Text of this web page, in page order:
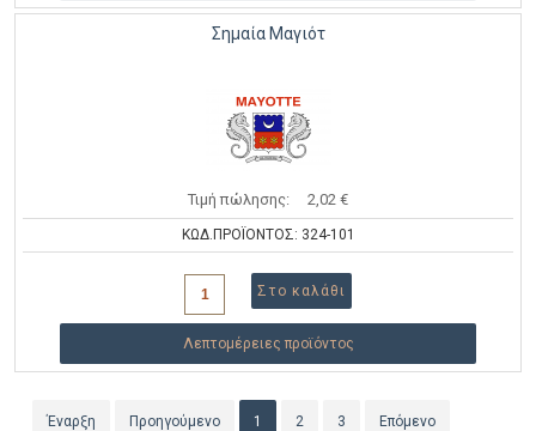
Σημαία Μαγιότ
Τιμή πώλησης: 2,02 €
ΚΩΔ.ΠΡΟΪΟΝΤΟΣ: 324-101
Λεπτομέρειες προϊόντος
Έναρξη Προηγούμενο 1 2 3 Επόμενο